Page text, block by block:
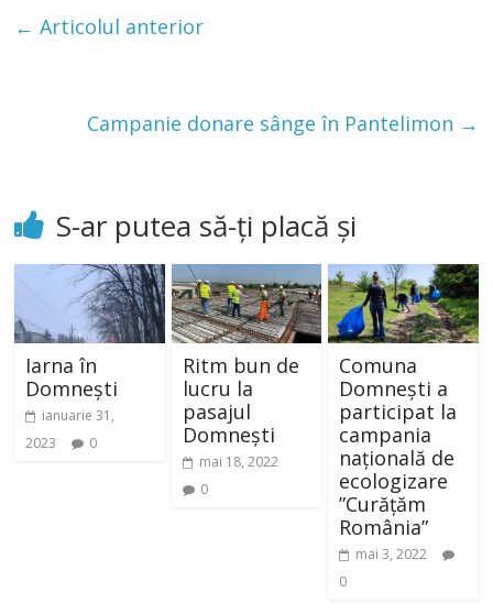
← Articolul anterior
Campanie donare sânge în Pantelimon →
S-ar putea să-ți placă și
Iarna în
Domnești
ianuarie 31,
2023
0
Ritm bun de
lucru la
pasajul
Domnești
mai 18, 2022
0
Comuna
Domnești a
participat la
campania
națională de
ecologizare
”Curățăm
România”
mai 3, 2022
0